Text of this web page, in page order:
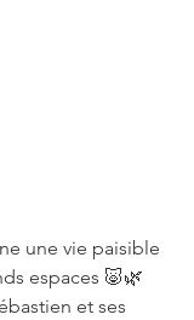
une vie paisible
espaces 🐷🌿
et ses